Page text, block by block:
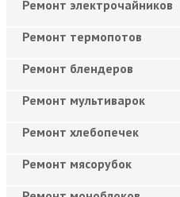
Ремонт электрочайников
Ремонт термопотов
Ремонт блендеров
Ремонт мультиварок
Ремонт хлебопечек
Ремонт мясорубок